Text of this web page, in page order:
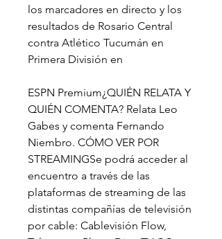
los marcadores en directo y los
resultados de Rosario Central
contra Atlético Tucumán en
Primera División en
ESPN Premium¿QUIÉN RELATA Y
QUIÉN COMENTA? Relata Leo
Gabes y comenta Fernando
Niembro. CÓMO VER POR
STREAMINGSe podrá acceder al
encuentro a través de las
plataformas de streaming de las
distintas compañías de televisión
por cable: Cablevisión Flow,